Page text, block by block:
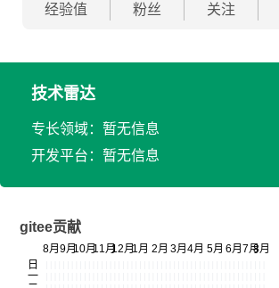
经验值 粉丝 关注
技术雷达
专长领域：暂无信息
开发平台：暂无信息
gitee贡献